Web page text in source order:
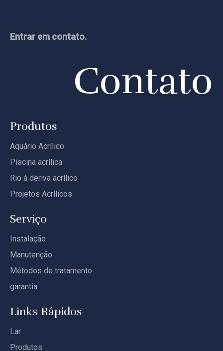
Entrar em contato.
Contato
Produtos
Aquário Acrílico
Piscina acrílica
Rio à deriva acrílico
Projetos Acrílicos
Serviço
Instalação
Manutenção
Métodos de tratamento
garantia
Links Rápidos
Lar
Produtos